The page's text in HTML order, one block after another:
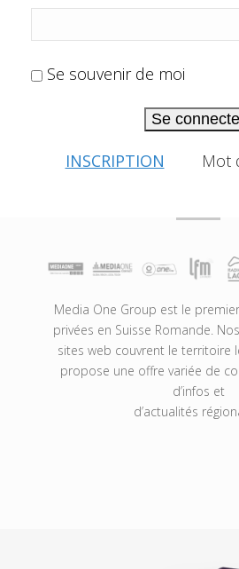
Se souvenir de moi
Se
INSCRIPTION Mot
Media One Group est le
privées en Suisse Romande.
sites web couvrent le territoire
propose une offre variée de
d’infos et
d’actualités